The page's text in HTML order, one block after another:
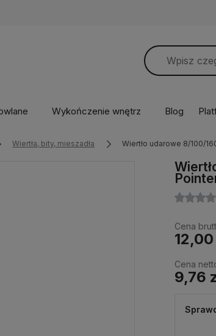
Wykończenie wnętrz Blog
Wiertła, bity, mieszadła Wiertło udarowe 8/100/
Cena
12,00
Cena
9,76